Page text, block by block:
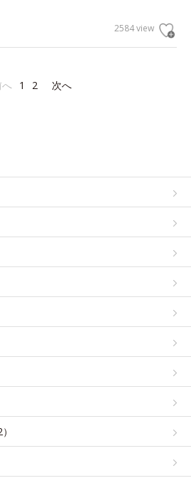
2584 view
1 2 次へ